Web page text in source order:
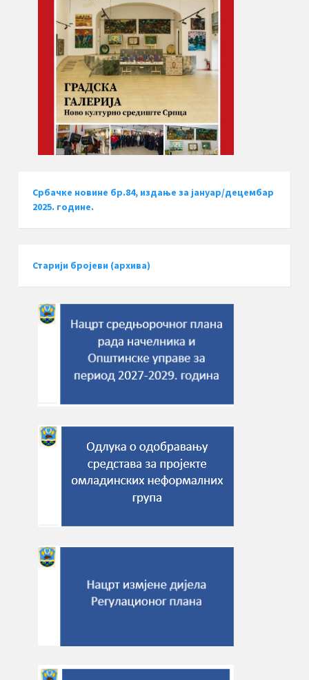
Србачке новине бр.84, издање за јануар/децембар
2025. године.
Старији бројеви (архива)